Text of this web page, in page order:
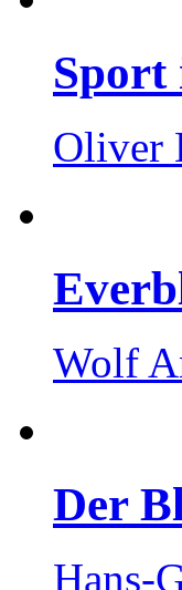
Sport
Oliver
Wolf
Der
Hans-